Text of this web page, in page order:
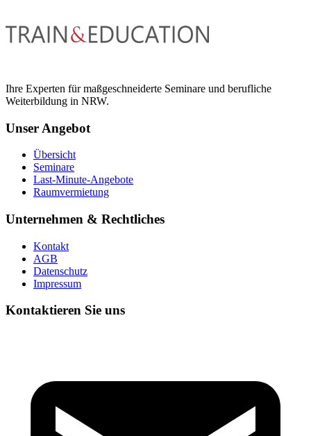
Ihre Experten für maßgeschneiderte Seminare und berufliche
Weiterbildung in NRW.
Unser Angebot
Übersicht
Seminare
Last-Minute-Angebote
Raumvermietung
Unternehmen & Rechtliches
Kontakt
AGB
Datenschutz
Impressum
Kontaktieren Sie uns